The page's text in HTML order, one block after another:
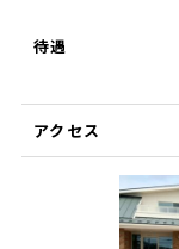
待遇
アクセス